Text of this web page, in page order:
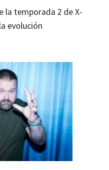
la temporada 2 de X-
evolución